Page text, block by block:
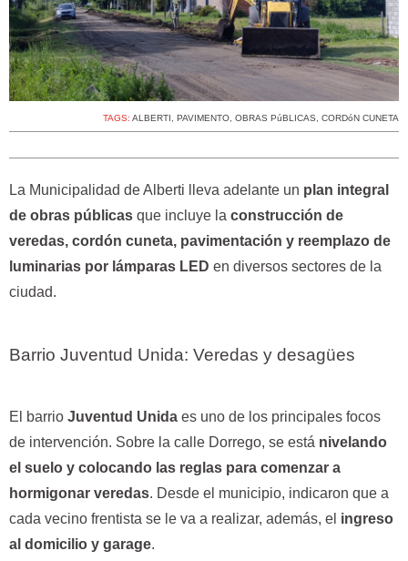
TAGS: ALBERTI , PAVIMENTO, OBRAS PúBLICAS, CORDóN CUNETA
La Municipalidad de Alberti lleva adelante un plan integral
de obras públicas que incluye la construcción de
veredas, cordón cuneta, pavimentación y reemplazo de
luminarias por lámparas LED en diversos sectores de la
ciudad.
Barrio Juventud Unida: Veredas y desagües
El barrio Juventud Unida es uno de los principales focos
de intervención. Sobre la calle Dorrego, se está nivelando
el suelo y colocando las reglas para comenzar a
hormigonar veredas. Desde el municipio, indicaron que a
cada vecino frentista se le va a realizar, además, el ingreso
al domicilio y garage.